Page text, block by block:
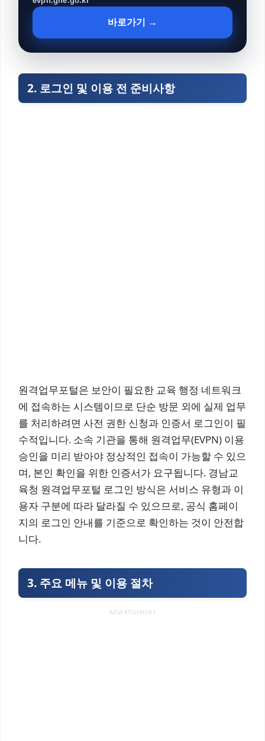
바로가기 →
2. 로그인 및 이용 전 준비사항
원격업무포털은 보안이 필요한 교육 행정 네트워크
에 접속하는 시스템이므로 단순 방문 외에 실제 업무
를 처리하려면 사전 권한 신청과 인증서 로그인이 필
수적입니다. 소속 기관을 통해 원격업무(EVPN) 이용
승인을 미리 받아야 정상적인 접속이 가능할 수 있으
며, 본인 확인을 위한 인증서가 요구됩니다. 경남교
육청 원격업무포털 로그인 방식은 서비스 유형과 이
용자 구분에 따라 달라질 수 있으므로, 공식 홈페이
지의 로그인 안내를 기준으로 확인하는 것이 안전합
니다.
3. 주요 메뉴 및 이용 절차
ADVERTISEMENT